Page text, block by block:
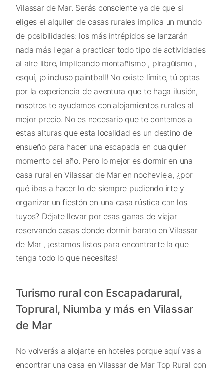
Vilassar de Mar. Serás consciente ya de que si
eliges el alquiler de casas rurales implica un mundo
de posibilidades: los más intrépidos se lanzarán
nada más llegar a practicar todo tipo de actividades
al aire libre, implicando montañismo , piragüismo ,
esquí, ¡o incluso paintball! No existe límite, tú optas
por la experiencia de aventura que te haga ilusión,
nosotros te ayudamos con alojamientos rurales al
mejor precio. No es necesario que te contemos a
estas alturas que esta localidad es un destino de
ensueño para hacer una escapada en cualquier
momento del año. Pero lo mejor es dormir en una
casa rural en Vilassar de Mar en nochevieja, ¿por
qué ibas a hacer lo de siempre pudiendo irte y
organizar un fiestón en una casa rústica con los
tuyos? Déjate llevar por esas ganas de viajar
reservando casas donde dormir barato en Vilassar
de Mar , ¡estamos listos para encontrarte la que
tenga todo lo que necesitas!
Turismo rural con Escapadarural,
Toprural, Niumba y más en Vilassar
de Mar
No volverás a alojarte en hoteles porque aquí vas a
encontrar una casa en Vilassar de Mar Top Rural con